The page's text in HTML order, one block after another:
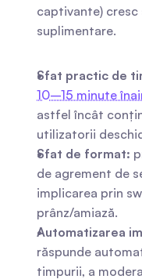
captivante)
suplimentare.
Sfat practic de
10–15 minute
astfel încât
utilizatorii
Sfat de format:
de agrement de
implicarea prin
prânz/amiază.
Automatizarea
răspunde
timpurii, a